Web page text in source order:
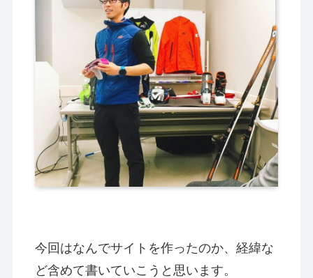
今回はなんでサイトを作ったのか、経緯な
ど含めて書いていこうと思います。